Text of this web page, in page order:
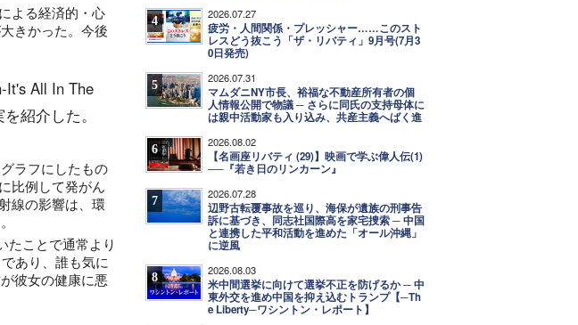
よる経済的・心
きかった。今後
It's All In The
紹介した。
ラフにしたもの
比例して発がん
線の影響は、環
たことで通常より
あり、誰も気に
彼女の健康に悪
4 2026.07.27
疲労・人間関係・プレッシャー……このスト
レスどう抜こう「ザ・リバティ」9月号(7月3
0日発売)
5 2026.07.31
マムダニNY市長、裕福な不動産所有者の個
人情報公開で物議 ─ さらに同氏の支持母体に
は親中活動家も入り込み、共産主義へばく進
6 2026.08.02
【名画座リバティ (29)】映画で学ぶ偉人伝(1)
──『若き日のリンカーン』
7 2026.07.28
辺野古転覆事故を巡り、海保が遺族の刑事告
訴に基づき、同志社国際高を家宅捜索 ─ 中国
と連携した平和活動を進めた「オール沖縄」
に逆風
8 2026.08.03
米中間選挙に向けて選挙不正を防げるか ─ 中
東外交を進め中国を抑え込むトランプ【─Th
e Liberty─ワシントン・レポート】